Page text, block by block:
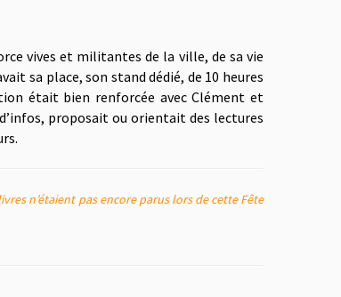
vives et militantes de la ville, de sa vie
sa place, son stand dédié, de 10 heures
était bien renforcée avec Clément et
proposait ou orientait des lectures
n’étaient pas encore parus lors de cette Fête